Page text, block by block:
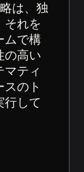
は、独
それを
ムで構
の高い
ティ
のト
行して